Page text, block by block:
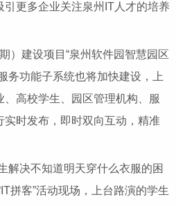
更多企业关注泉州IT人才的培养
建设项目“泉州软件园智慧园区
务功能子系统也将加快建设，上
高校学生、园区管理机构、服
时发布，即时双向互动，精准
决不知道明天穿什么衣服的困
拼客”活动现场，上台路演的学生